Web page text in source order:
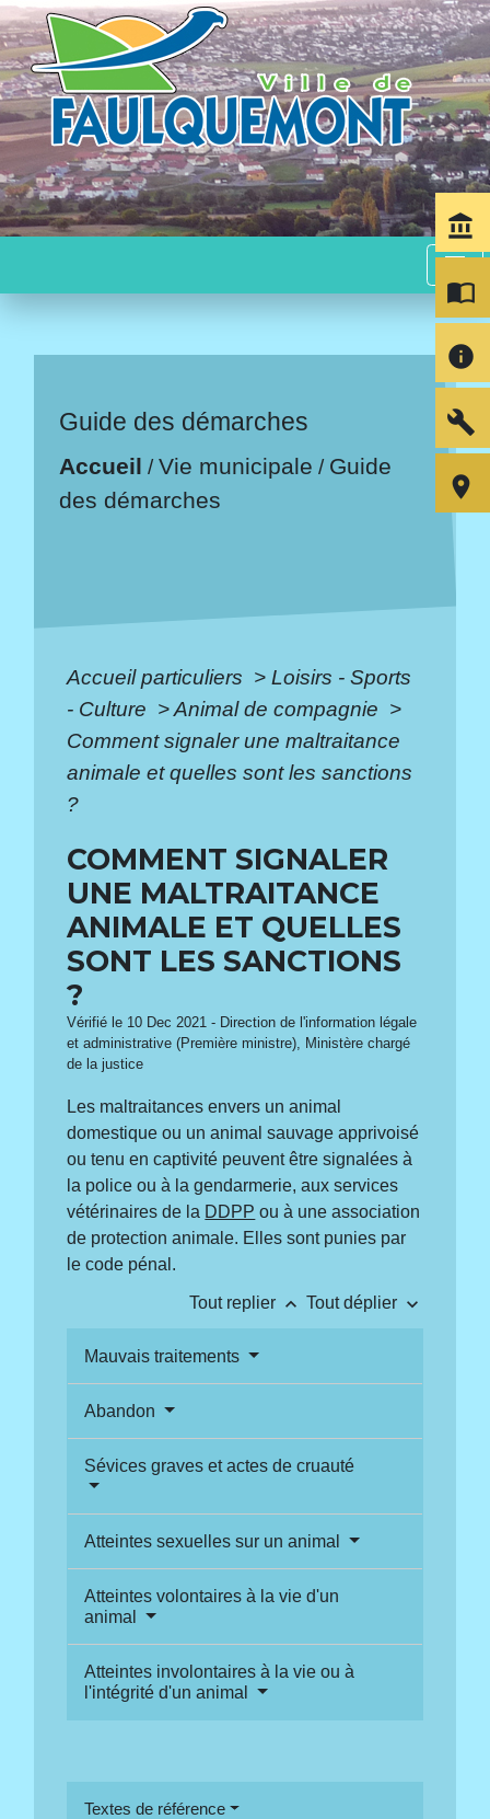
menu
Guide des démarches
Accueil /Vie municipale / Guide
des démarches
Accueil particuliers > Loisirs - Sports
- Culture >Animal de compagnie >
Comment signaler une maltraitance
animale et quelles sont les sanctions
?
COMMENT SIGNALER
UNE MALTRAITANCE
ANIMALE ET QUELLES
SONT LES SANCTIONS
?
Vérifié le 10 Dec 2021 - Direction de l'information légale
et administrative (Première ministre), Ministère chargé
de la justice
Les maltraitances envers un animal
domestique ou un animal sauvage apprivoisé
ou tenu en captivité peuvent être signalées à
la police ou à la gendarmerie, aux services
vétérinaires de la DDPP ou à une association
de protection animale. Elles sont punies par
le code pénal.
Tout replier keyboard_arrow_up Tout déplier keyboard_arrow_down
Mauvais traitements
Abandon
Sévices graves et actes de cruauté
Atteintes sexuelles sur un animal
Atteintes volontaires à la vie d'un
animal
Atteintes involontaires à la vie ou à
l'intégrité d'un animal
Textes de référence
account_balance
import_contacts
info
build
room